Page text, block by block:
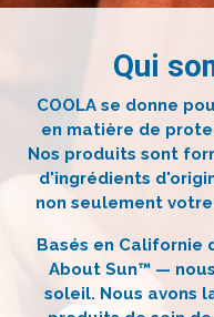
Qui
COOLA se donne
en matière de
Nos produits sont
d'ingrédients
non seulement
Basés en Californie
About Sun™ —
soleil. Nous avons